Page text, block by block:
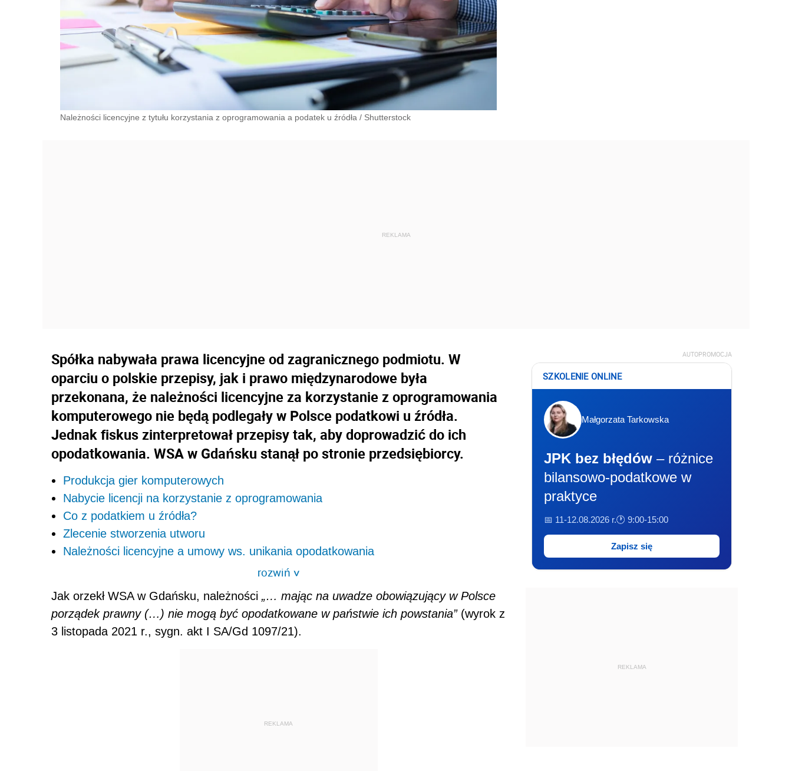
Należności licencyjne z tytułu korzystania z oprogramowania a podatek u źródła / Shutterstock
Spółka nabywała prawa licencyjne od zagranicznego podmiotu. W
oparciu o polskie przepisy, jak i prawo międzynarodowe była
przekonana, że należności licencyjne za korzystanie z oprogramowania
komputerowego nie będą podlegały w Polsce podatkowi u źródła.
Jednak fiskus zinterpretował przepisy tak, aby doprowadzić do ich
opodatkowania. WSA w Gdańsku stanął po stronie przedsiębiorcy.
Produkcja gier komputerowych
Nabycie licencji na korzystanie z oprogramowania
Co z podatkiem u źródła?
Zlecenie stworzenia utworu
Należności licencyjne a umowy ws. unikania opodatkowania
rozwiń>
Jak orzekł WSA w Gdańsku, należności „… mając na uwadze obowiązujący w Polsce
porządek prawny (…) nie mogą być opodatkowane w państwie ich powstania”(wyrok z
3 listopada 2021 r., sygn. akt I SA/Gd 1097/21).
REKLAMA
AUTOPROMOCJA
SZKOLENIE ONLINE
Małgorzata Tarkowska
JPK bez błędów – różnice
bilansowo-podatkowe w
praktyce
📅 11-12.08.2026 r.🕐 9:00-15:00
Zapisz się
REKLAMA